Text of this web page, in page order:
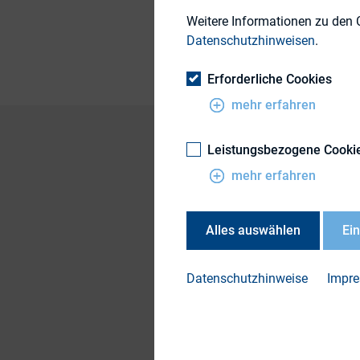
24. März 2023
Künstliche
öffentlichen
zu jedem
Weitere Informationen zu den
Datenschutzhinweisen.
Erforderliche Cookies
mehr erfahren
Leistungsbezogene
mehr erfahren
Alles auswählen
Datenschutzhinweise